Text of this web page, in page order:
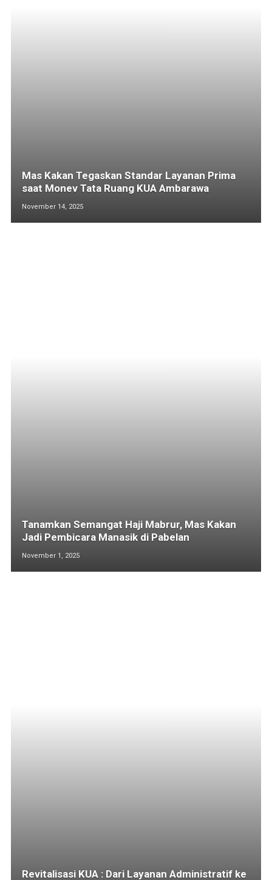
Mas Kakan Tegaskan Standar Layanan Prima
saat Monev Tata Ruang KUA Ambarawa
November 14, 2025
Tanamkan Semangat Haji Mabrur, Mas Kakan
Jadi Pembicara Manasik di Pabelan
November 1, 2025
Revitalisasi KUA : Dari Layanan Administratif ke